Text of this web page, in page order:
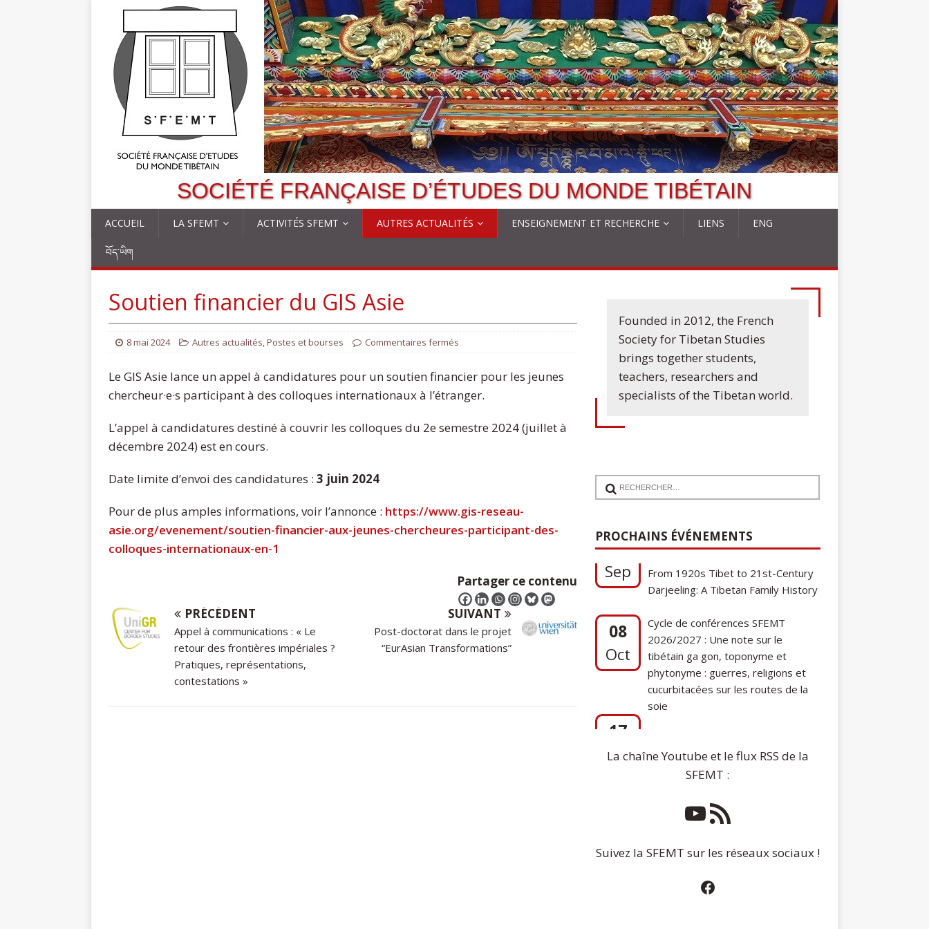
SOCIÉTÉ FRANÇAISE D’ÉTUDES DU MONDE TIBÉTAIN
ACCUEIL LA SFEMT ACTIVITÉS SFEMT AUTRES ACTUALITÉS ENSEIGNEMENT ET RECHERCHE LIENS ENG
བོད་ཡིག
Soutien financier du GIS Asie
8 mai 2024 Autres actualités,Postes et bourses Commentaires fermés
Le GIS Asie lance un appel à candidatures pour un soutien financier pour les jeunes
chercheur·e·s participant à des colloques internationaux à l’étranger.
L’appel à candidatures destiné à couvrir les colloques du 2e semestre 2024 (juillet à
décembre 2024) est en cours.
Date limite d’envoi des candidatures : 3 juin 2024
Pour de plus amples informations, voir l’annonce : https://www.gis-reseau-
asie.org/evenement/soutien-financier-aux-jeunes-chercheures-participant-des-
colloques-internationaux-en-1
Partager ce contenu
PRÉCÉDENT
Appel à communications : « Le
retour des frontières impériales ?
Pratiques, représentations,
contestations »
SUIVANT
Post-doctorat dans le projet
“EurAsian Transformations”
Founded in 2012, the French
Society for Tibetan Studies
brings together students,
teachers, researchers and
specialists of the Tibetan world.
PROCHAINS ÉVÉNEMENTS
17
Sep
From 1920s Tibet to 21st-Century
Darjeeling: A Tibetan Family History
08
Oct
Cycle de conférences SFEMT
2026/2027 : Une note sur le
phytonyme : guerres, religions et
cucurbitacées sur les routes de la
soie
Sep
Communication de Ann Tashi Slater :
From 1920s Tibet to 21st-Century
La chaîne Youtube et le flux RSS de la
SFEMT :
Suivez la SFEMT sur les réseaux sociaux !